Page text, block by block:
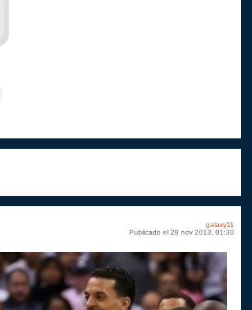
galaxy11
Publicado el 29 nov 2013, 01:30